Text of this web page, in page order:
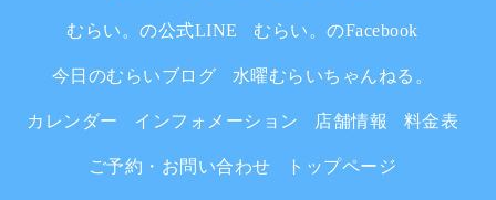
むらい。の公式LINE むらい。のFacebook
今日のむらいブログ 水曜むらいちゃんねる。
カレンダー インフォメーション 店舗情報 料金表
ご予約・お問い合わせ トップページ